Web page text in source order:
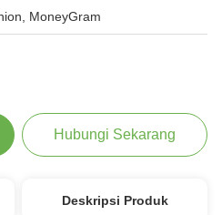
MoneyGram
Hubungi Sekarang
Deskripsi Produk